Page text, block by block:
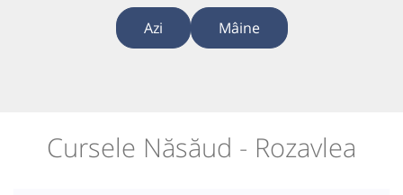
Azi Mâine
Cursele Năsăud - Rozavlea